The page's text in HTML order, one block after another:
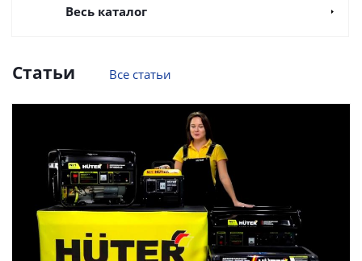
Весь каталог
Статьи Все статьи